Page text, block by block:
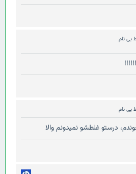
بی نام
بی نام
درستو غلطشو نمیدونم والا